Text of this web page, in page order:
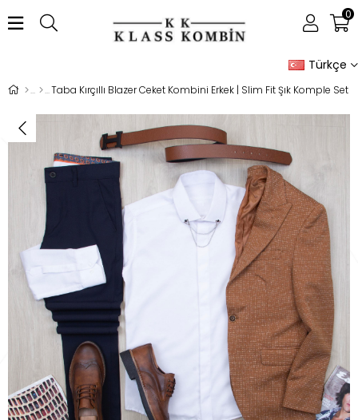
Türkçe
0
Taba Kırçıllı Blazer Ceket Kombini Erkek | Slim Fit Şık Komple Set